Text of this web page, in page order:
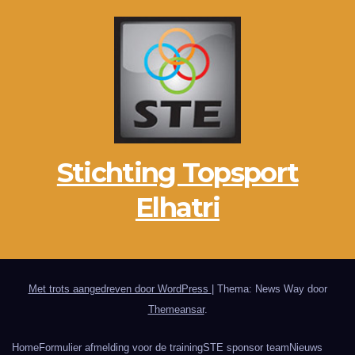
Stichting Topsport
Elhatri
Met trots aangedreven door WordPress | Thema: News Way door
Themeansar.
HomeFormulier afmelding voor de trainingSTE sponsor team Nieuws